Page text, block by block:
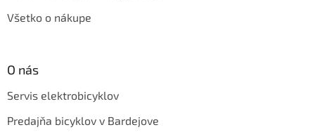
Všetko o nákupe
O nás
Servis elektrobicyklov
Predajňa bicyklov v Bardejove